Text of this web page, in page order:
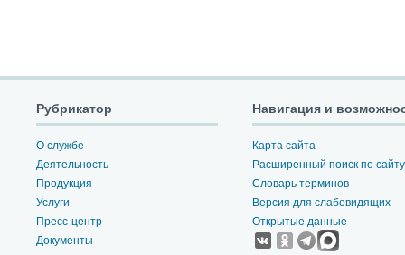
Рубрикатор
О службе
Деятельность
Продукция
Услуги
Пресс-центр
Документы
Навигация и
Карта сайта
Расширенный поиск по сайту
Словарь терминов
Версия для слабовидящих
Открытые данные